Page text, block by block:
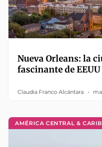
Nueva Orleans: la
fascinante de
Claudia Franco Alcántara
AMÉRICA CENTRAL &